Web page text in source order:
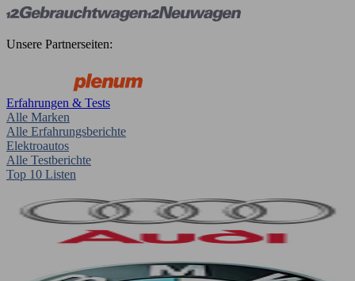
Unsere Partnerseiten:
Erfahrungen & Tests
Alle Marken
Alle Erfahrungsberichte
Elektroautos
Alle Testberichte
Top 10 Listen